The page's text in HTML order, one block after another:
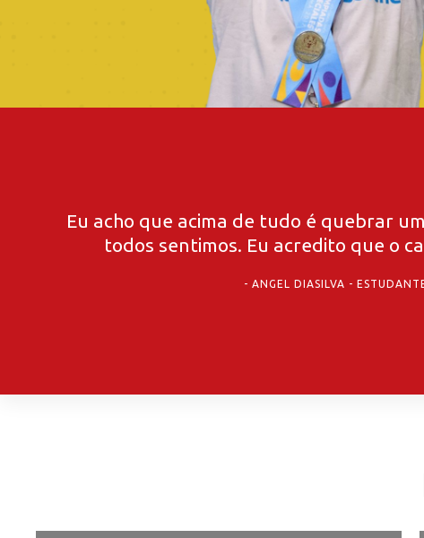
Eu acho que acima de tudo é quebrar
todos sentimos. Eu acredito que o
ANGEL DIASILVA -